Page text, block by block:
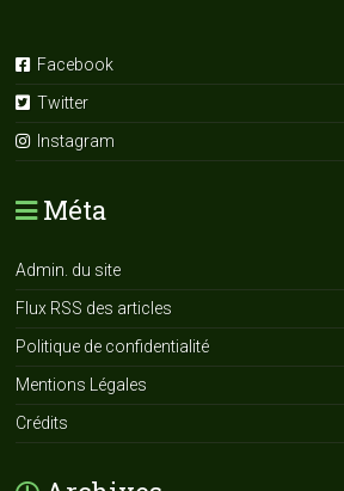
Facebook
Twitter
Instagram
Méta
Admin. du site
Flux RSS des articles
Politique de confidentialité
Mentions Légales
Crédits